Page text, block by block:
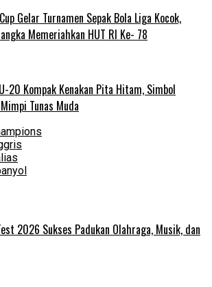
Gelar Turnamen Sepak Bola Liga Kocok,
Memeriahkan HUT RI Ke- 78
20 Kompak Kenakan Pita Hitam, Simbol
Tunas Muda
2026 Sukses Padukan Olahraga, Musik, dan